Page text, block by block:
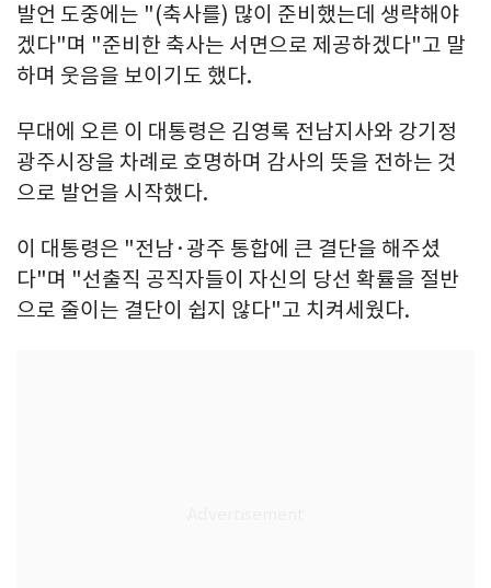
발언 도중에는 "(축사를) 많이 준비했는데 생략해야
겠다"며 "준비한 축사는 서면으로 제공하겠다"고 말
하며 웃음을 보이기도 했다.
무대에 오른 이 대통령은 김영록 전남지사와 강기정
광주시장을 차례로 호명하며 감사의 뜻을 전하는 것
으로 발언을 시작했다.
이 대통령은 "전남·광주 통합에 큰 결단을 해주셨
다"며 "선출직 공직자들이 자신의 당선 확률을 절반
으로 줄이는 결단이 쉽지 않다"고 치켜세웠다.